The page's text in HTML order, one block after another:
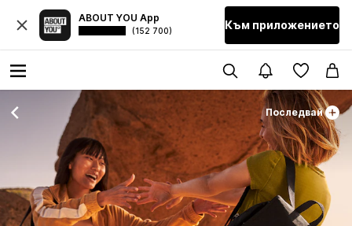
ABOUT YOU App
(152 700) Към приложението
Последвай